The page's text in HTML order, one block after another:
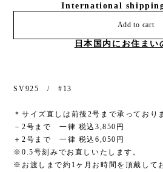
International
Add to cart
日本国内にお住まい
SV925 / #13
＊サイズ直しは前後2号まで承っており
－2号まで 一律 税込3,850円
＋2号まで 一律 税込6,050円
※0.5号刻みでお直しいたします。
※お渡しまで約1ヶ月お時間を頂戴して